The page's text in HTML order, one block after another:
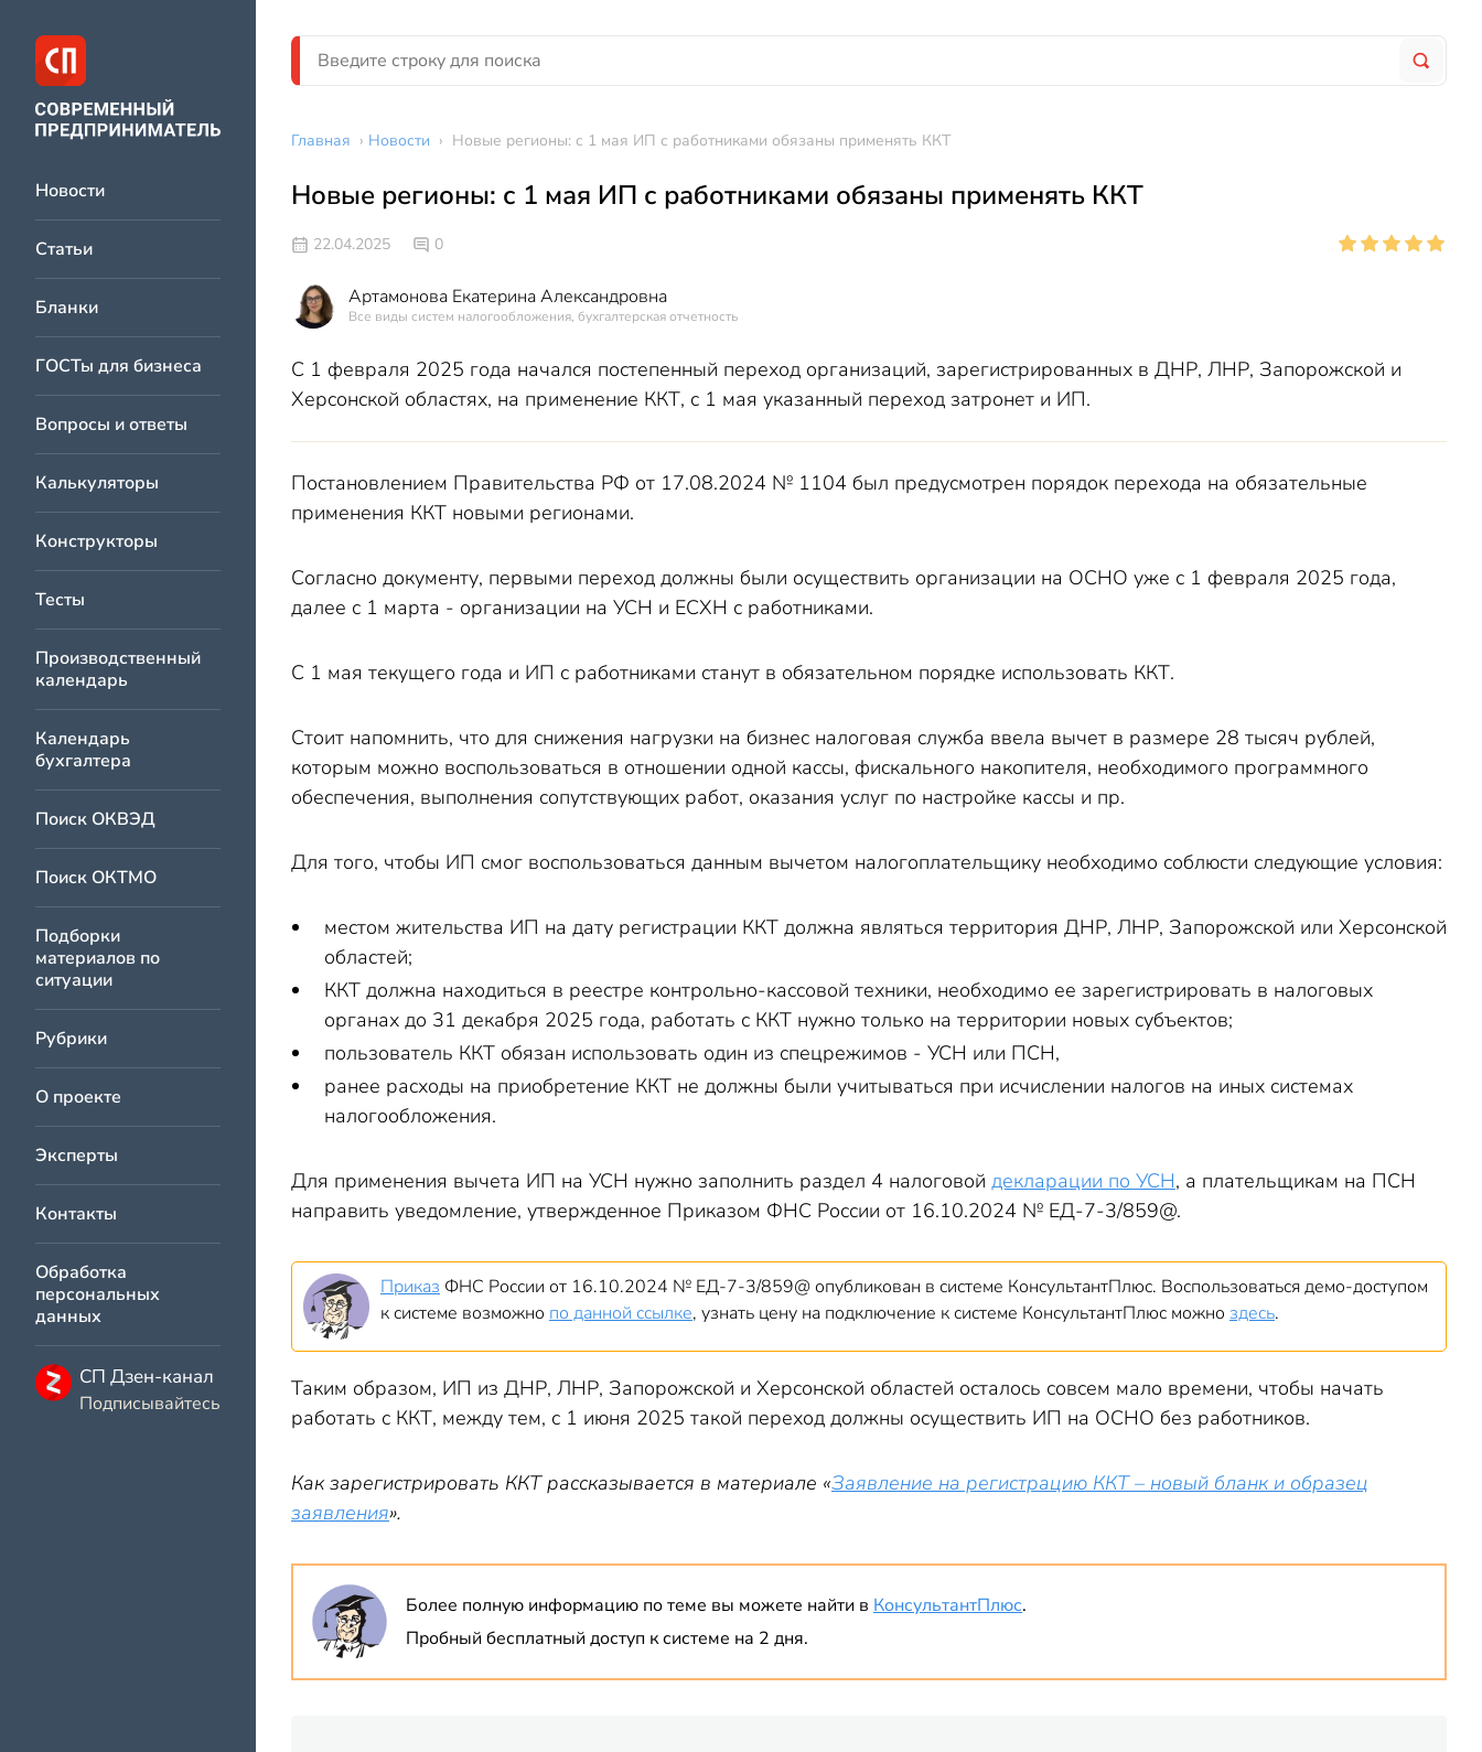
Новости
Статьи
Бланки
ГОСТы для бизнеса
Вопросы и ответы
Калькуляторы
Конструкторы
Тесты
Производственный
календарь
Календарь
бухгалтера
Поиск ОКВЭД
Поиск ОКТМО
Подборки
материалов по
ситуации
Рубрики
О проекте
Эксперты
Контакты
Обработка
персональных
данных
СП Дзен-канал
Подписывайтесь
Главная › Новости › Новые регионы: с 1 мая ИП с работниками обязаны применять ККТ
Новые регионы: с 1 мая ИП с работниками обязаны применять ККТ
22.04.2025 0
Артамонова Екатерина Александровна
Все виды систем налогообложения, бухгалтерская отчетность
С 1 февраля 2025 года начался постепенный переход организаций, зарегистрированных в ДНР, ЛНР, Запорожской и
Херсонской областях, на применение ККТ, с 1 мая указанный переход затронет и ИП.
Постановлением Правительства РФ от 17.08.2024 № 1104 был предусмотрен порядок перехода на обязательные
применения ККТ новыми регионами.
Согласно документу, первыми переход должны были осуществить организации на ОСНО уже с 1 февраля 2025 года,
далее с 1 марта - организации на УСН и ЕСХН с работниками.
С 1 мая текущего года и ИП с работниками станут в обязательном порядке использовать ККТ.
Стоит напомнить, что для снижения нагрузки на бизнес налоговая служба ввела вычет в размере 28 тысяч рублей,
которым можно воспользоваться в отношении одной кассы, фискального накопителя, необходимого программного
обеспечения, выполнения сопутствующих работ, оказания услуг по настройке кассы и пр.
Для того, чтобы ИП смог воспользоваться данным вычетом налогоплательщику необходимо соблюсти следующие условия:
местом жительства ИП на дату регистрации ККТ должна являться территория ДНР, ЛНР, Запорожской или Херсонской
областей;
ККТ должна находиться в реестре контрольно-кассовой техники, необходимо ее зарегистрировать в налоговых
органах до 31 декабря 2025 года, работать с ККТ нужно только на территории новых субъектов;
пользователь ККТ обязан использовать один из спецрежимов - УСН или ПСН,
ранее расходы на приобретение ККТ не должны были учитываться при исчислении налогов на иных системах
налогообложения.
Для применения вычета ИП на УСН нужно заполнить раздел 4 налоговой декларации по УСН, а плательщикам на ПСН
направить уведомление, утвержденное Приказом ФНС России от 16.10.2024 № ЕД-7-3/859@.
Приказ ФНС России от 16.10.2024 № ЕД-7-3/859@ опубликован в системе КонсультантПлюс. Воспользоваться демо-доступом
к системе возможно по данной ссылке, узнать цену на подключение к системе КонсультантПлюс можно здесь.
Таким образом, ИП из ДНР, ЛНР, Запорожской и Херсонской областей осталось совсем мало времени, чтобы начать
работать с ККТ, между тем, с 1 июня 2025 такой переход должны осуществить ИП на ОСНО без работников.
Как зарегистрировать ККТ рассказывается в материале «Заявление на регистрацию ККТ – новый бланк и образец
заявления».
Более полную информацию по теме вы можете найти в КонсультантПлюс.
Пробный бесплатный доступ к системе на 2 дня.